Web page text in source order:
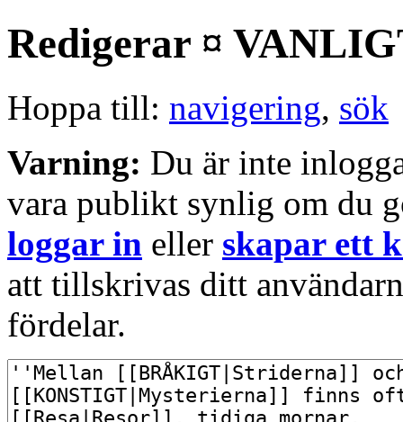
Redigerar ¤
Hoppa till: navigering, sök
Varning: Du är inte
vara publikt synlig om du
loggar in eller skapar ett
att tillskrivas ditt
fördelar.